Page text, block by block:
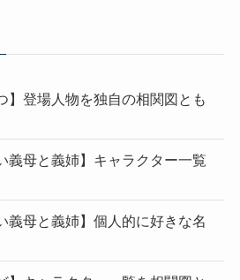
】登場人物を独自の相関図とも
義母と義姉】キャラクター一覧
義母と義姉】個人的に好きな名